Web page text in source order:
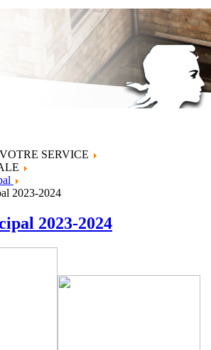
SERVICE
2023-2024
2023-2024